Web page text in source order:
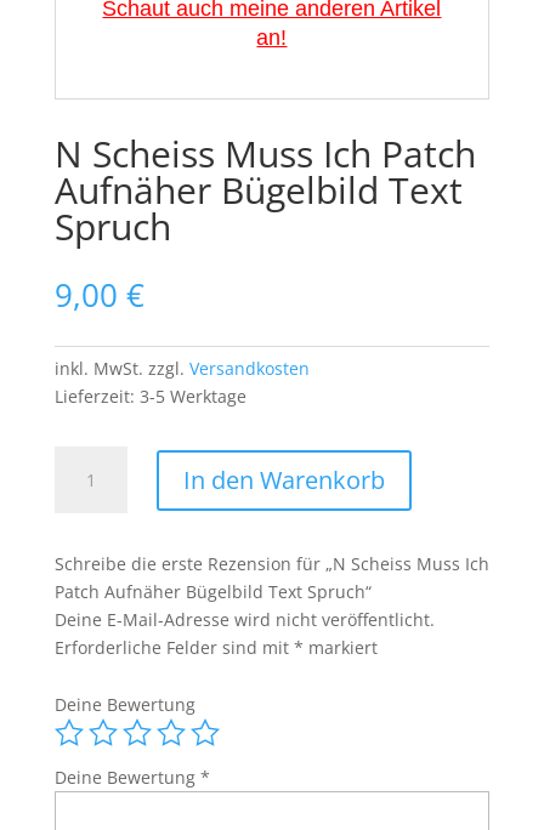
Schaut auch meine anderen Artikel
an!
N Scheiss Muss Ich Patch
Aufnäher Bügelbild Text
Spruch
9,00 €
inkl. MwSt. zzgl. Versandkosten
Lieferzeit: 3-5 Werktage
Scheiss
Patch
Aufnäher
Bügelbild
Text
Menge
In den Warenkorb
Schreibe die erste Rezension für „N Scheiss Muss Ich
Patch Aufnäher Bügelbild Text Spruch“
Deine E-Mail-Adresse wird nicht veröffentlicht.
Erforderliche Felder sind mit * markiert
Deine Bewertung
Deine Bewertung *